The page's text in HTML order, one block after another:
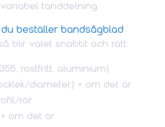
tanddelning.
beställer bandsågblad
blir valet snabbt och rätt:
rostfritt, aluminium)
diameter) + om det är
rör
om det är